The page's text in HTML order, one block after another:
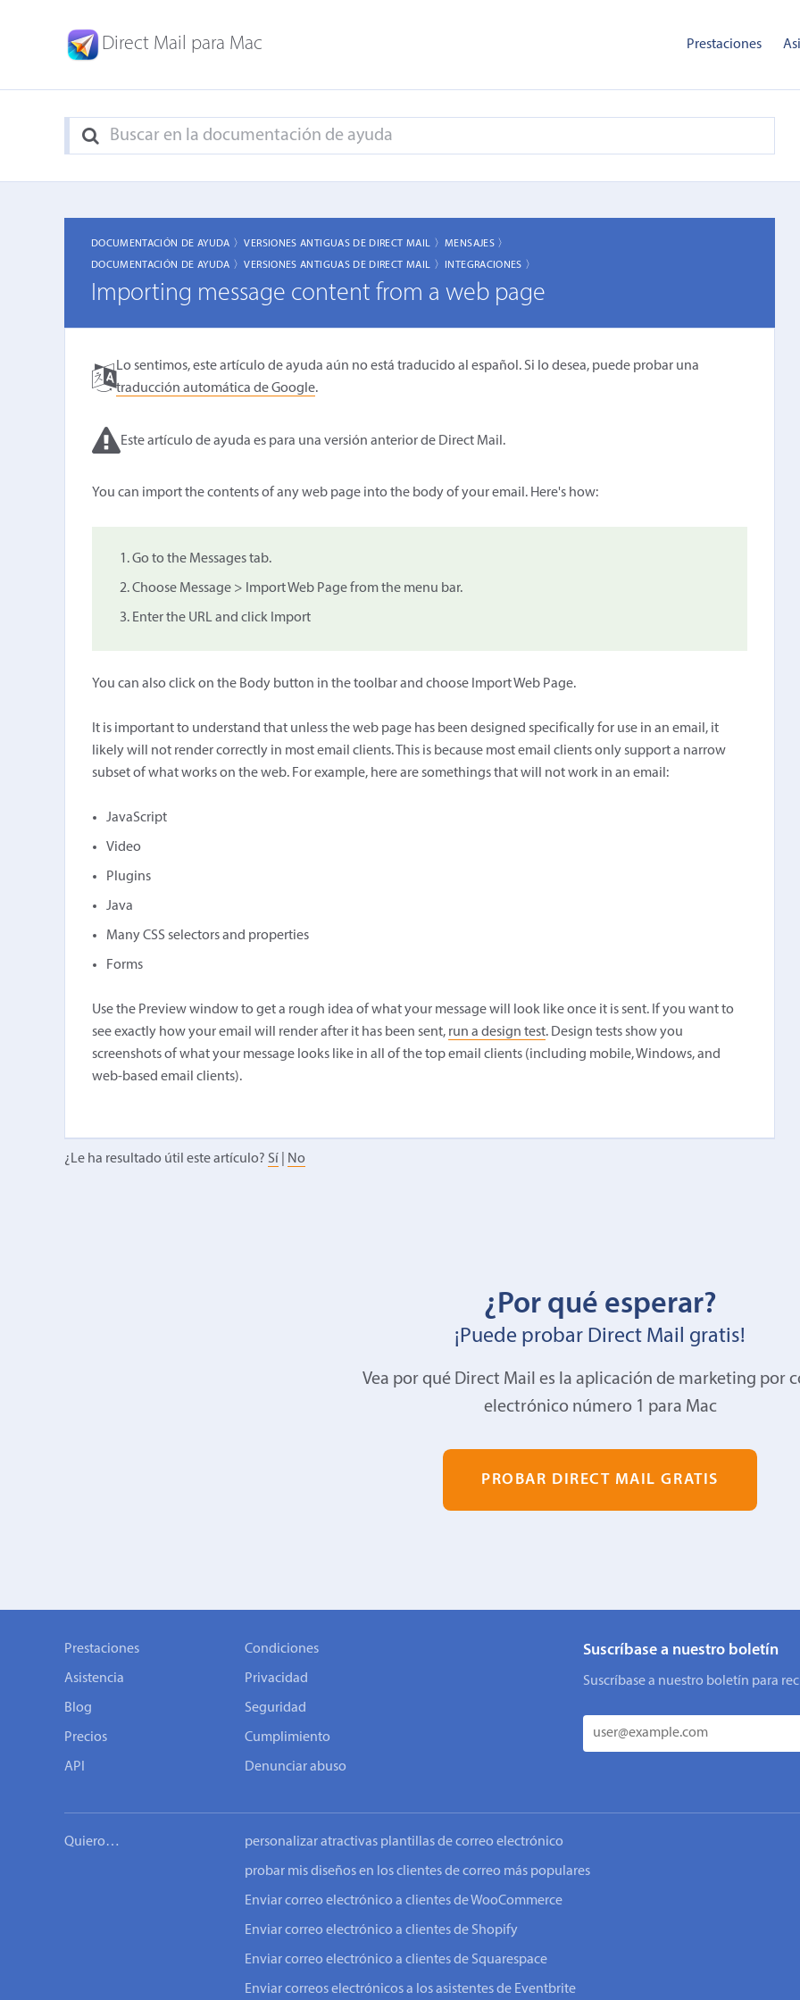
Direct Mail para Mac Prestaciones
DOCUMENTACIÓN DE AYUDA 〉VERSIONES ANTIGUAS DE DIRECT MAIL 〉MENSAJES 〉
DOCUMENTACIÓN DE AYUDA 〉VERSIONES ANTIGUAS DE DIRECT MAIL 〉 INTEGRACIONES 〉
Importing message content from a web page
Lo sentimos, este artículo de ayuda aún no está traducido al español. Si lo desea, puede probar una
traducción automática de Google.
Este artículo de ayuda es para una versión anterior de Direct Mail.
You can import the contents of any web page into the body of your email. Here's how:
Go to the Messages tab.
Choose Message > Import Web Page from the menu bar.
Enter the URL and click Import
You can also click on the Body button in the toolbar and choose Import Web Page.
It is important to understand that unless the web page has been designed specifically for use in an email, it
likely will not render correctly in most email clients. This is because most email clients only support a narrow
subset of what works on the web. For example, here are somethings that will not work in an email:
JavaScript
Video
Plugins
Java
Many CSS selectors and properties
Forms
Use the Preview window to get a rough idea of what your message will look like once it is sent. If you want to
see exactly how your email will render after it has been sent, run a design test. Design tests show you
screenshots of what your message looks like in all of the top email clients (including mobile, Windows, and
web-based email clients).
¿Le ha resultado útil este artículo? Sí No
¿Por qué esperar?
¡Puede probar Direct Mail gratis!
Vea por qué Direct Mail es la aplicación de marketing por
electrónico número 1 para Mac
PROBAR DIRECT MAIL GRATIS
Prestaciones
Asistencia
Blog
Precios
API
Condiciones
Privacidad
Seguridad
Cumplimiento
Denunciar abuso
Suscríbase a nuestro boletín
Suscríbase a nuestro boletín para
Quiero… personalizar atractivas plantillas de correo electrónico
probar mis diseños en los clientes de correo más populares
Enviar correo electrónico a clientes de WooCommerce
Enviar correo electrónico a clientes de Shopify
Enviar correo electrónico a clientes de Squarespace
Enviar correos electrónicos a los asistentes de Eventbrite